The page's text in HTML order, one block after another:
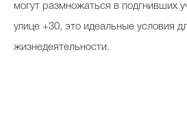
могут размножаться в подгнивших
улице +30, это идеальные условия
жизнедеятельности.